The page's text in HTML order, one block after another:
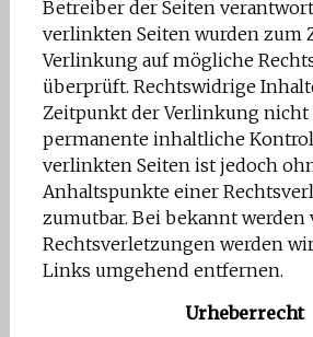
Betreiber der Seiten
verlinkten Seiten wurden zum
Verlinkung auf mögliche
überprüft. Rechtswidrige
Zeitpunkt der Verlinkung nicht
permanente inhaltliche
verlinkten Seiten ist jedoch
Anhaltspunkte einer
zumutbar. Bei bekannt werden
Rechtsverletzungen werden
Links umgehend entfernen.
Urheberrecht